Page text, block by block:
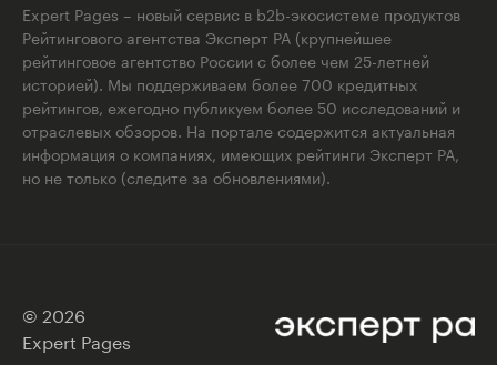
Expert Pages – новый сервис в b2b-экосистеме продуктов
Рейтингового агентства Эксперт РА (крупнейшее
рейтинговое агентство России с более чем 25-летней
историей). Мы поддерживаем более 700 кредитных
рейтингов, ежегодно публикуем более 50 исследований и
отраслевых обзоров. На портале содержится актуальная
информация о компаниях, имеющих рейтинги Эксперт РА,
но не только (следите за обновлениями).
© 2026
Expert Pages